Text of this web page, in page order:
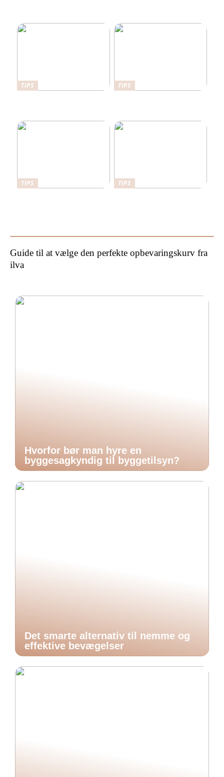
TIPS TIPS
TIPS TIPS
Guide til at vælge den perfekte opbevaringskurv fra
ilva
Hvorfor bør man hyre en
byggesagkyndig til byggetilsyn?
Det smarte alternativ til nemme og
effektive bevægelser